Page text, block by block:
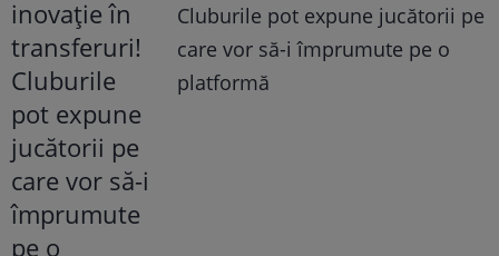
Cluburile pot expune jucătorii pe
care vor să-i împrumute pe o
platformă